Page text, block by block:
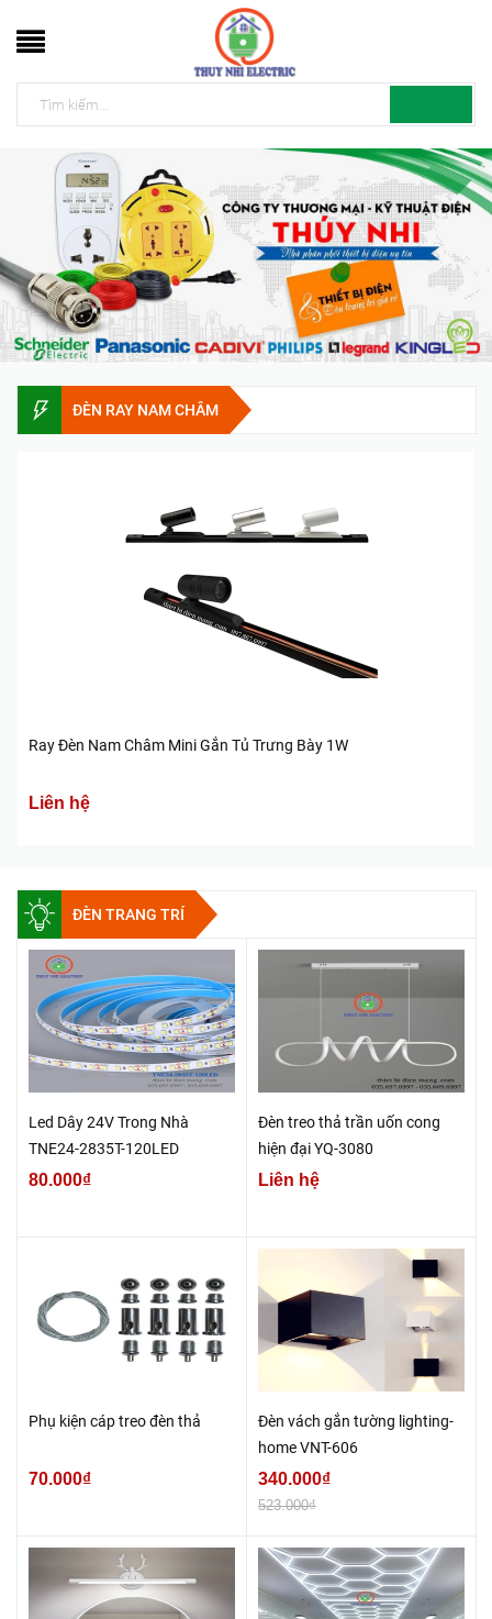
ĐÈN RAY NAM CHÂM
Ray Đèn Nam Châm Mini Gắn Tủ Trưng Bày 1W
Liên hệ
ĐÈN TRANG TRÍ
Led Dây 24V Trong Nhà
TNE24-2835T-120LED
80.000₫
Đèn treo thả trần uốn cong
hiện đại YQ-3080
Liên hệ
Phụ kiện cáp treo đèn thả
70.000₫
Đèn vách gắn tường lighting-
home VNT-606
340.000₫
523.000₫